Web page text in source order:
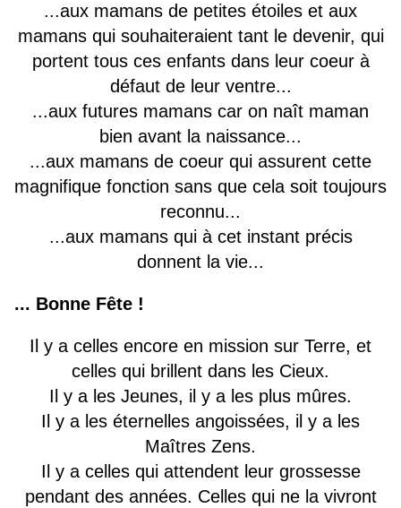
...aux mamans de petites étoiles et aux
mamans qui souhaiteraient tant le devenir, qui
portent tous ces enfants dans leur coeur à
défaut de leur ventre...
...aux futures mamans car on naît maman
bien avant la naissance...
...aux mamans de coeur qui assurent cette
magnifique fonction sans que cela soit toujours
reconnu...
...aux mamans qui à cet instant précis
donnent la vie...
... Bonne Fête !
Il y a celles encore en mission sur Terre, et
celles qui brillent dans les Cieux.
Il y a les Jeunes, il y a les plus mûres.
Il y a les éternelles angoissées, il y a les
Maîtres Zens.
Il y a celles qui attendent leur grossesse
pendant des années. Celles qui ne la vivront